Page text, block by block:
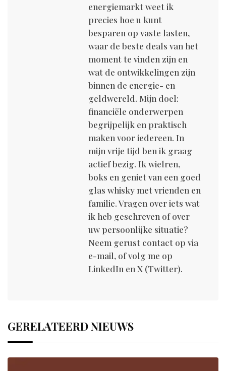
energiemarkt weet ik
precies hoe u kunt
besparen op vaste lasten,
waar de beste deals van het
moment te vinden zijn en
wat de ontwikkelingen zijn
binnen de energie- en
geldwereld. Mijn doel:
financiële onderwerpen
begrijpelijk en praktisch
maken voor iedereen. In
mijn vrije tijd ben ik graag
actief bezig. Ik wielren,
boks en geniet van een goed
glas whisky met vrienden en
familie. Vragen over iets wat
ik heb geschreven of over
uw persoonlijke situatie?
Neem gerust contact op via
e-mail, of volg me op
LinkedIn en X (Twitter).
GERELATEERD NIEUWS